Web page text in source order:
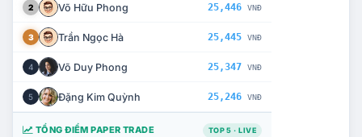
2 Võ Hữu Phong 25,446 VNĐ
3 Trần Ngọc Hà 25,445 VNĐ
4 Võ Duy Phong 25,347 VNĐ
5 Đặng Kim Quỳnh 25,246 VNĐ
TỔNG ĐIỂM PAPER TRADE TOP 5 · LIVE